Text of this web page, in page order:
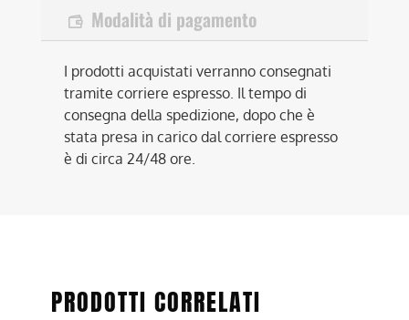
Modalità di pagamento
I prodotti acquistati verranno consegnati
tramite corriere espresso. Il tempo di
consegna della spedizione, dopo che è
stata presa in carico dal corriere espresso
è di circa 24/48 ore.
PRODOTTI CORRELATI